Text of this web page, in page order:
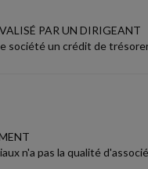
PAR UN DIRIGEANT
société un crédit de
n'a pas la qualité